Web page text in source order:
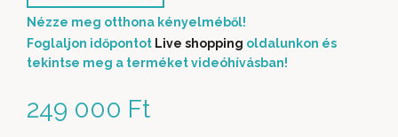
249 000 Ft
Nézze meg otthona kényelméből!
Foglaljon időpontot Live shopping oldalunkon és
tekintse meg a terméket videóhívásban!